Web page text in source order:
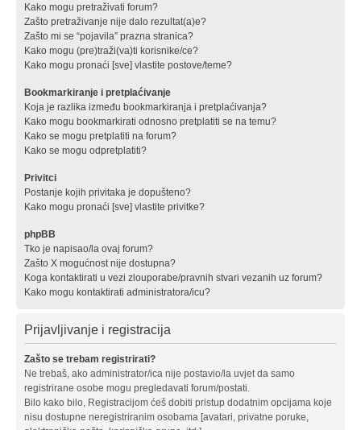
Kako mogu pretraživati forum?
Zašto pretraživanje nije dalo rezultat(a)e?
Zašto mi se “pojavila” prazna stranica?
Kako mogu (pre)traži(va)ti korisnike/ce?
Kako mogu pronaći [sve] vlastite postove/teme?
Bookmarkiranje i pretplaćivanje
Koja je razlika između bookmarkiranja i pretplaćivanja?
Kako mogu bookmarkirati odnosno pretplatiti se na temu?
Kako se mogu pretplatiti na forum?
Kako se mogu odpretplatiti?
Privitci
Postanje kojih privitaka je dopušteno?
Kako mogu pronaći [sve] vlastite privitke?
phpBB
Tko je napisao/la ovaj forum?
Zašto X mogućnost nije dostupna?
Koga kontaktirati u vezi zlouporabe/pravnih stvari vezanih uz forum?
Kako mogu kontaktirati administratora/icu?
Prijavljivanje i registracija
Zašto se trebam registrirati?
Ne trebaš, ako administrator/ica nije postavio/la uvjet da samo
registrirane osobe mogu pregledavati forum/postati.
Bilo kako bilo, Registracijom ćeš dobiti pristup dodatnim opcijama koje
nisu dostupne neregistriranim osobama [avatari, privatne poruke,